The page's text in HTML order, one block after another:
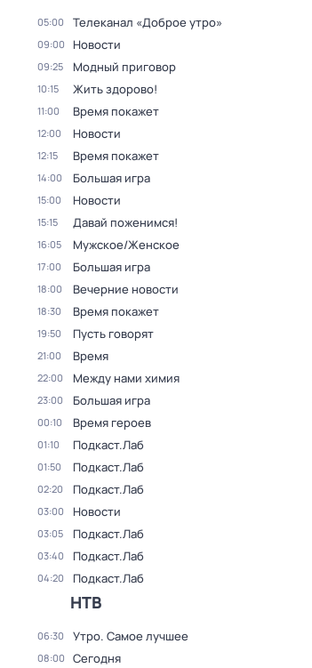
05:00 Телеканал «Доброе утро»
09:00 Новости
09:25 Модный приговор
10:15 Жить здорово!
11:00 Время покажет
12:00 Новости
12:15 Время покажет
14:00 Большая игра
15:00 Новости
15:15 Давай поженимся!
16:05 Мужское/Женское
17:00 Большая игра
18:00 Вечерние новости
18:30 Время покажет
19:50 Пусть говорят
21:00 Время
22:00 Между нами химия
23:00 Большая игра
00:10 Время героев
01:10 Подкаст.Лаб
01:50 Подкаст.Лаб
02:20 Подкаст.Лаб
03:00 Новости
03:05 Подкаст.Лаб
03:40 Подкаст.Лаб
04:20 Подкаст.Лаб
НТВ
06:30 Утро. Самое лучшее
08:00 Сегодня